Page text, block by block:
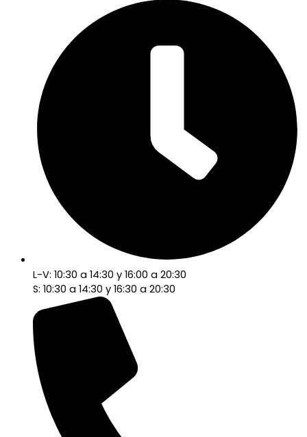
L-V: 10:30 a 14:30 y 16:00 a 20:30
S: 10:30 a 14:30 y 16:30 a 20:30